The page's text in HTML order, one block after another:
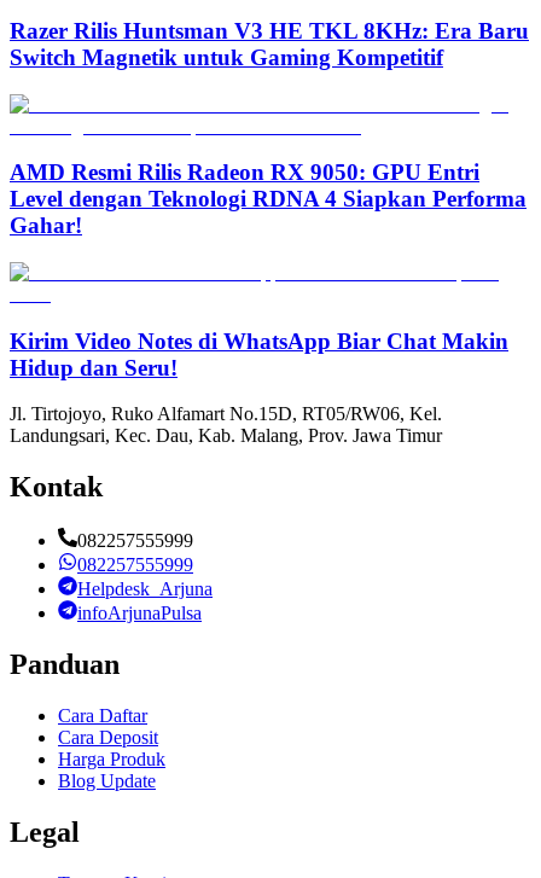
Razer Rilis Huntsman V3 HE TKL 8KHz: Era Baru
Switch Magnetik untuk Gaming Kompetitif
AMD Resmi Rilis Radeon RX 9050: GPU Entri
Level dengan Teknologi RDNA 4 Siapkan Performa
Gahar!
Kirim Video Notes di WhatsApp Biar Chat Makin
Hidup dan Seru!
Jl. Tirtojoyo, Ruko Alfamart No.15D, RT05/RW06, Kel.
Landungsari, Kec. Dau, Kab. Malang, Prov. Jawa Timur
Kontak
082257555999
082257555999
Helpdesk_Arjuna
infoArjunaPulsa
Panduan
Cara Daftar
Cara Deposit
Harga Produk
Blog Update
Legal